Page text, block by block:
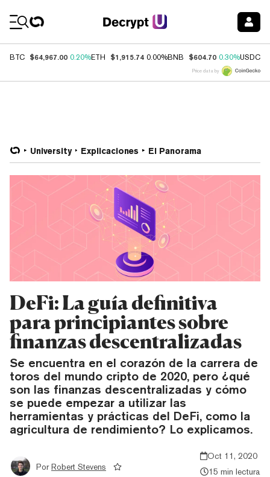
BTC $64,967.00 0.20%ETH $1,915.74 0.00%BNB $604.70 0.30%USDC
Price data by
University Explicaciones El Panorama
DeFi: La guía definitiva
para principiantes sobre
finanzas descentralizadas
Se encuentra en el corazón de la carrera de
toros del mundo cripto de 2020, pero ¿qué
son las finanzas descentralizadas y cómo
se puede empezar a utilizar las
herramientas y prácticas del DeFi, como la
agricultura de rendimiento? Lo explicamos.
Por Robert Stevens
Oct 11, 2020
15 min lectura